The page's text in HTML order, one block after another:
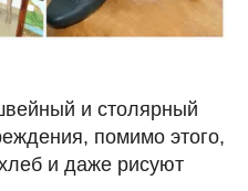
и столярный
помимо этого,
и даже рисуют